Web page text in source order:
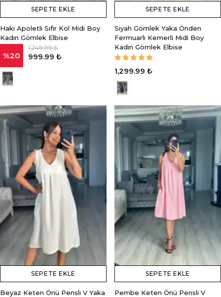
SEPETE EKLE
Haki Apoletli Sıfır Kol Midi Boy
Kadın Gömlek Elbise
%20
1,249.99 ₺
999.99 ₺
SEPETE EKLE
Siyah Gömlek Yaka Önden
Fermuarlı Kemerli Midi Boy
Kadın Gömlek Elbise
1,299.99 ₺
SEPETE EKLE
Beyaz Keten Önü Pensli V Yaka
SEPETE EKLE
Pembe Keten Önü Pensli V